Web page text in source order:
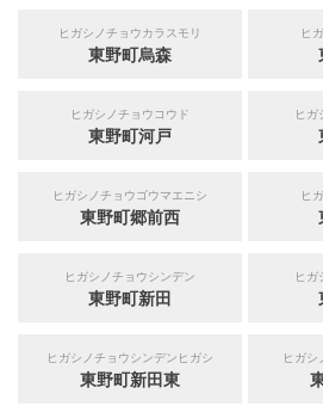
ヒガシノチョウカラスモリ
東野町烏森
ヒ
ヒガシノチョウコウド
東野町河戸
ヒガ
ヒガシノチョウゴウマエニシ
東野町郷前西
ヒ
ヒガシノチョウシンデン
東野町新田
ヒガ
ヒガシノチョウシンデンヒガシ
東野町新田東
ヒガシ